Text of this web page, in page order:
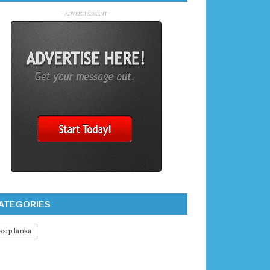
- ADVERTISEMENT -
lanka